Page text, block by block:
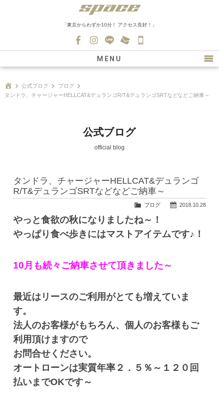
「東京からわずか10分！ アクセス良好！」
0139
MENU
購入について
在庫車情報
会社紹介
スタッフ募集
公式ブログ
ブログ
タンドラ、チャージャーHELLCAT&デュランゴR/T&デュランゴSRTなどなどご納車～
公式ブログ
official blog
タンドラ、チャージャーHELLCAT&デュランゴ
R/T&デュランゴSRTなどなどご納車～
2018.10.28
ブログ
やっと食欲の秋になりましたね～！
やっぱり食べ歩きにはマストアイテムです♪！
10月も続々ご納車させて頂きました～
最近はリースのご利用がとても増えていま
す。
法人のお客様がもちろん、個人のお客様もご
利用頂けますので
お問合せください。
オートローンは実質年率２．５％～１２０回
払いまでOKです～